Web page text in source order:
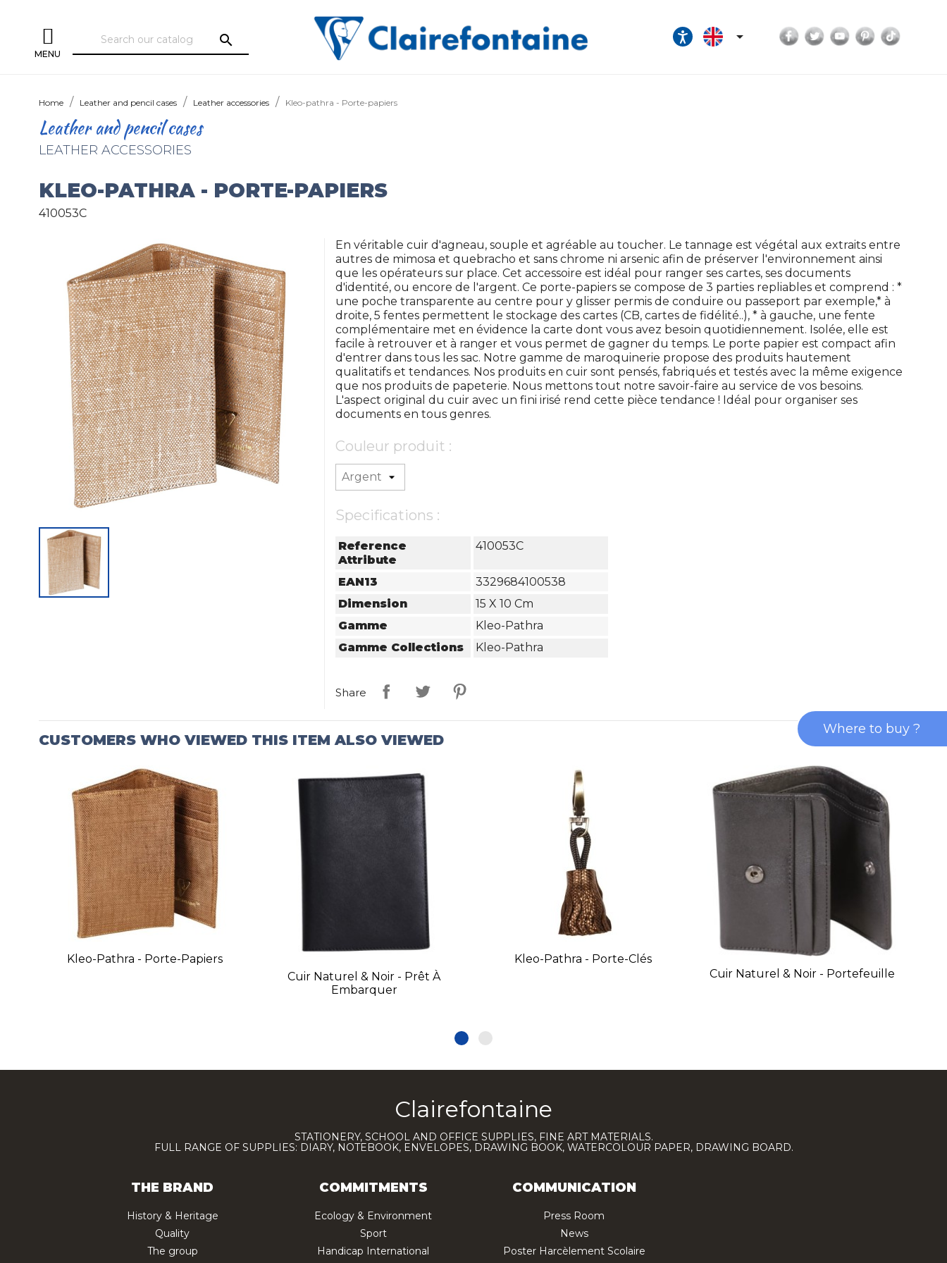
MENU
search  Facebook
TwitterYouTubePinterest
Home Leather and pencil cases Leather accessories Kleo-pathra - Porte-papiers
Leather and pencil cases
LEATHER ACCESSORIES
KLEO-PATHRA - PORTE-PAPIERS
410053C
En véritable cuir d'agneau, souple et agréable au toucher. Le tannage est végétal aux extraits entre
autres de mimosa et quebracho et sans chrome ni arsenic afin de préserver l'environnement ainsi
que les opérateurs sur place. Cet accessoire est idéal pour ranger ses cartes, ses documents
d'identité, ou encore de l'argent. Ce porte-papiers se compose de 3 parties repliables et comprend : *
une poche transparente au centre pour y glisser permis de conduire ou passeport par exemple,* à
droite, 5 fentes permettent le stockage des cartes (CB, cartes de fidélité..), * à gauche, une fente
complémentaire met en évidence la carte dont vous avez besoin quotidiennement. Isolée, elle est
facile à retrouver et à ranger et vous permet de gagner du temps. Le porte papier est compact afin
d'entrer dans tous les sac. Notre gamme de maroquinerie propose des produits hautement
qualitatifs et tendances. Nos produits en cuir sont pensés, fabriqués et testés avec la même exigence
que nos produits de papeterie. Nous mettons tout notre savoir-faire au service de vos besoins.
L'aspect original du cuir avec un fini irisé rend cette pièce tendance ! Idéal pour organiser ses
documents en tous genres.
Couleur produit :
Specifications :
Reference
Attribute
410053C
EAN13
3329684100538
Dimension
15 X 10 Cm
Gamme
Kleo-Pathra
Gamme Collections
Kleo-Pathra
Share
CUSTOMERS WHO VIEWED THIS ITEM ALSO VIEWED
Kleo-Pathra - Porte-Papiers
Cuir Naturel & Noir - Prêt À
Embarquer
Kleo-Pathra - Porte-Clés
Cuir Naturel & Noir - Portefeuille
Clairefontaine
STATIONERY, SCHOOL AND OFFICE SUPPLIES, FINE ART MATERIALS.
FULL RANGE OF SUPPLIES: DIARY, NOTEBOOK, ENVELOPES, DRAWING BOOK, WATERCOLOUR PAPER, DRAWING BOARD.
THE BRAND
History & Heritage
Quality
The group
COMMITMENTS
Ecology & Environment
Sport
Handicap International
COMMUNICATION
Press Room
News
Poster Harcèlement Scolaire
Where to buy ?